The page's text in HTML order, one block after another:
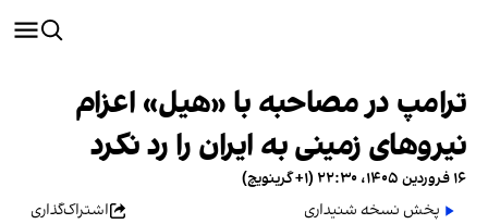
ترامپ در مصاحبه با «هیل» اعزام
نیروهای زمینی به ایران را رد نکرد
۱۶ فروردین ۱۴۰۵، ۲۲:۳۰ (‎+۱ گرینویچ)
پخش نسخه شنیداری
اشتراک‌گذاری